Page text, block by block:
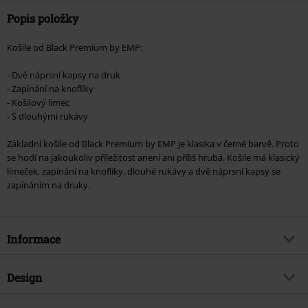
Popis položky
Košile od Black Premium by EMP:
- Dvě náprsní kapsy na druk
- Zapínání na knoflíky
- Košilový límec
- S dlouhými rukávy
Základní košile od Black Premium by EMP je klasika v černé barvě. Proto
se hodí na jakoukoliv příležitost anení ani příliš hrubá. Košile má klasický
límeček, zapínání na knoflíky, dlouhé rukávy a dvě náprsní kapsy se
zapínáním na druky.
Informace
Zboží č.
Design